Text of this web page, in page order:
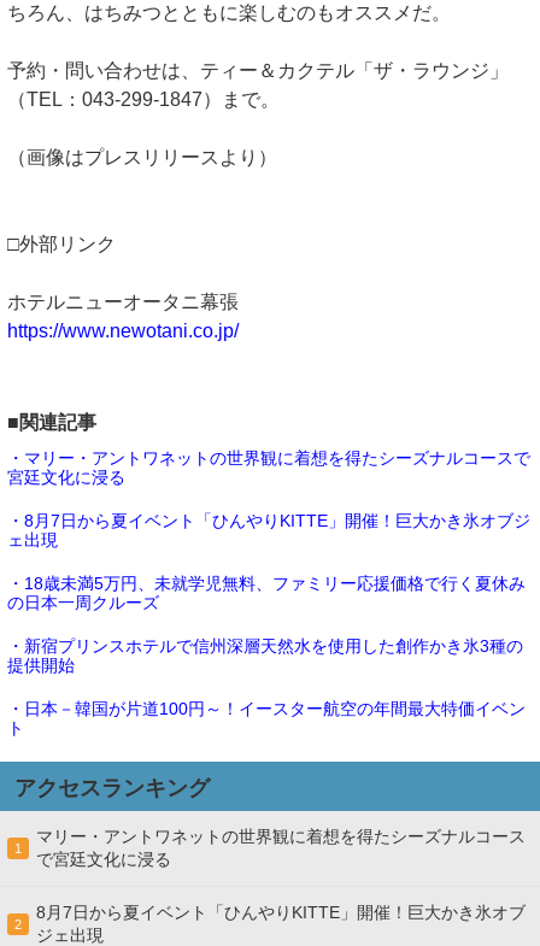
ちろん、はちみつとともに楽しむのもオススメだ。
予約・問い合わせは、ティー＆カクテル「ザ・ラウンジ」
（TEL：043-299-1847）まで。
（画像はプレスリリースより）
□外部リンク
ホテルニューオータニ幕張
https://www.newotani.co.jp/
■関連記事
・マリー・アントワネットの世界観に着想を得たシーズナルコースで
宮廷文化に浸る
・8月7日から夏イベント「ひんやりKITTE」開催！巨大かき氷オブジ
ェ出現
・18歳未満5万円、未就学児無料、ファミリー応援価格で行く夏休み
の日本一周クルーズ
・新宿プリンスホテルで信州深層天然水を使用した創作かき氷3種の
提供開始
・日本－韓国が片道100円～！イースター航空の年間最大特価イベン
ト
アクセスランキング
1
マリー・アントワネットの世界観に着想を得たシーズナルコース
で宮廷文化に浸る
2
8月7日から夏イベント「ひんやりKITTE」開催！巨大かき氷オブ
ジェ出現